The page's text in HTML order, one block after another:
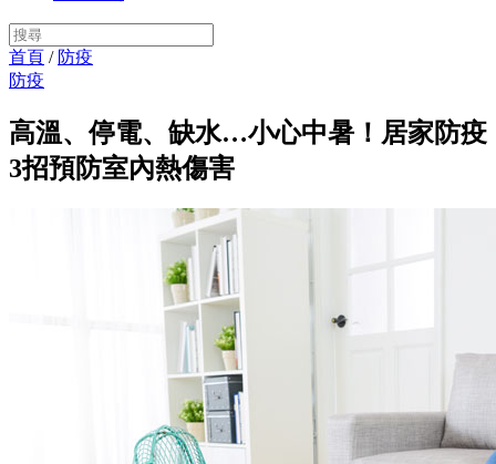
首頁 / 防疫
防疫
高溫、停電、缺水…小心中暑！居家防疫
3招預防室內熱傷害